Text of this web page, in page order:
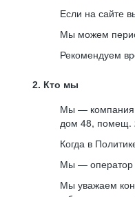
Если на сайте
Мы можем
Рекомендуем
2. Кто мы
Мы — компания
дом 48, помещ.
Когда в
Мы — оператор
Мы уважаем